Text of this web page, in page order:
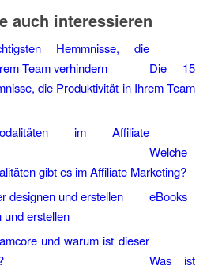
auch interessieren
Die 15
die Produktivität in Ihrem Team
Welche
gibt es im Affiliate Marketing?
eBooks
und erstellen
Was ist